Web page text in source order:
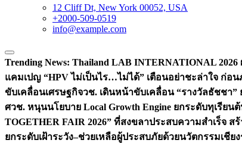
12 Cliff Dt, New York 00052, USA
+2000-509-0519
info@example.com
Trending News: Thailand LAB INTERNATIONAL
แคมเปญ “HPV ไม่เป็นไร…ไม่ได้” เตือนอย่าชะล่าใจ ก่อน
ขับเคลื่อนเศรษฐกิจวช. เดินหน้าขับเคลื่อน “รางวัลธัชชา
ศวช. หนุนนโยบาย Local Growth Engine ยกระดับทุเรีย
TOGETHER FAIR 2026” ที่สงขลาประสบความสำเร็จ
ยกระดับเฝ้าระวัง–ช่วยเหลือผู้ประสบภัยด้วยนวัตกรรมเชีย